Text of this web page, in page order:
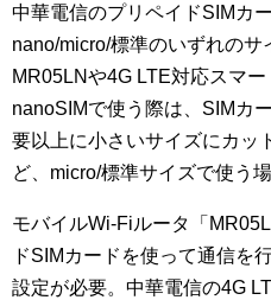
中華電信のプリペイドSIMカ
nano/micro/標準のいずれのサ
MR05LNや4G LTE対応スマ
nanoSIMで使う際は、SIMカ
要以上に小さいサイズにカッ
ど、micro/標準サイズで使う
モバイルWi-Fiルータ「
ドSIMカードを使って通信を
設定が必要。中華電信の4G